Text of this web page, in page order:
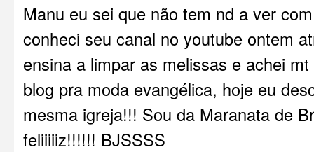
Manu eu sei que não tem nd a ver
conheci seu canal no youtube ontem
ensina a limpar as melissas e achei
blog pra moda evangélica, hoje eu
mesma igreja!!! Sou da Maranata de
feliiiiiz!!!!!! BJSSSS